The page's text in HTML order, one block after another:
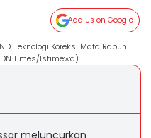
Add Us on Google
Teknologi Koreksi Mata Rabun
Times/Istimewa)
meluncurkan